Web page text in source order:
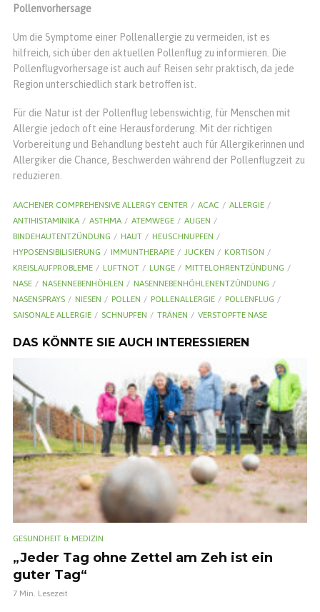
Pollenvorhersage
Um die Symptome einer Pollenallergie zu vermeiden, ist es
hilfreich, sich über den aktuellen Pollenflug zu informieren. Die
Pollenflugvorhersage ist auch auf Reisen sehr praktisch, da jede
Region unterschiedlich stark betroffen ist.
Für die Natur ist der Pollenflug lebenswichtig, für Menschen mit
Allergie jedoch oft eine Herausforderung. Mit der richtigen
Vorbereitung und Behandlung besteht auch für Allergikerinnen und
Allergiker die Chance, Beschwerden während der Pollenflugzeit zu
reduzieren.
AACHENER COMPREHENSIVE ALLERGY CENTER ACAC
ALLERGIE
ANTIHISTAMINIKA
ASTHMA ATEMWEGE
AUGEN
BINDEHAUTENTZÜNDUNG
HAUT
HEUSCHNUPFEN
HYPOSENSIBILISIERUNG
IMMUNTHERAPIE JUCKEN
KORTISON
KREISLAUFPROBLEME
LUFTNOT LUNGE
MITTELOHRENTZÜNDUNG
NASE
NASENNEBENHÖHLEN
NASENNEBENHÖHLENENTZÜNDUNG
NASENSPRAYS
NIESEN POLLEN POLLENALLERGIE
POLLENFLUG
SAISONALE ALLERGIE
SCHNUPFEN TRÄNEN VERSTOPFTE NASE
DAS KÖNNTE SIE AUCH INTERESSIEREN
GESUNDHEIT & MEDIZIN
„Jeder Tag ohne Zettel am Zeh ist ein
guter Tag“
7 Min. Lesezeit